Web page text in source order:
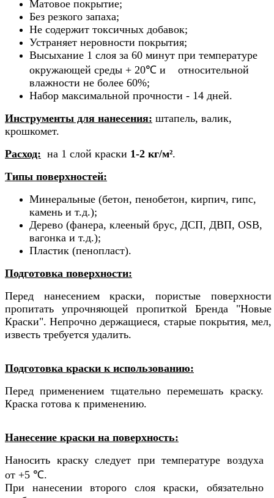
Матовое покрытие;
Без резкого запаха;
Не содержит токсичных добавок;
Устраняет неровности покрытия;
Высыхание 1 слоя за 60 минут при температуре
окружающей среды + 20℃ и относительной
влажности не более 60%;
Набор максимальной прочности - 14 дней.
Инструменты для нанесения: штапель, валик,
крошкомет.
Расход: на 1 слой краски 1-2 кг/м².
Типы поверхностей:
Минеральные (бетон, пенобетон, кирпич, гипс,
камень и т.д.);
Дерево (фанера, клееный брус, ДСП, ДВП, OSB,
вагонка и т.д.);
Пластик (пенопласт).
Подготовка поверхности:
Перед нанесением краски, пористые поверхности
пропитать упрочняющей пропиткой Бренда "Новые
Краски". Непрочно держащиеся, старые покрытия, мел,
известь требуется удалить.
Подготовка краски к использованию:
Перед применением тщательно перемешать краску.
Краска готова к применению.
Нанесение краски на поверхность:
Наносить краску следует при температуре воздуха
от +5 ℃.
При нанесении второго слоя краски, обязательно